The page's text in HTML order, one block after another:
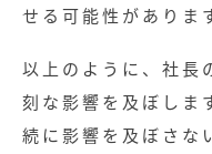
せる可能性がありま
以上のように、社長
刻な影響を及ぼしま
続に影響を及ぼさな